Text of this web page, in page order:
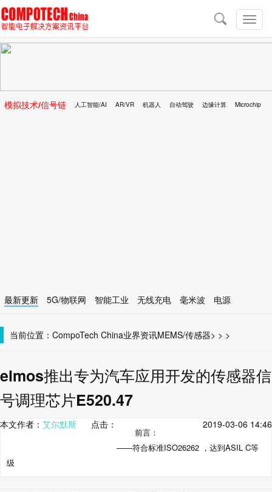
切
换
导
导
航
模拟技术/信号链 人工智能/AI AR/VR 机器人 自动驾驶 边缘计算 Microchip
最新更新 5G/物联网 智能工业 无线充电 毫米波
电源
当前位置： CompoTech China >
业界资讯 >
MEMS/传感器 >
elmos推出专为汽车应用开发的传感器信
号调理芯片E520.47
本文作者： 艾尔默斯 点击： 2019-03-06 14:46
前言：
——符合标准ISO26262 ，达到ASIL C等
级